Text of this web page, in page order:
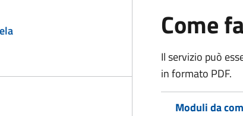
Come
Il servizio può
in formato PDF.
Moduli da